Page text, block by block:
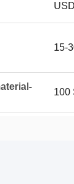
15-
100